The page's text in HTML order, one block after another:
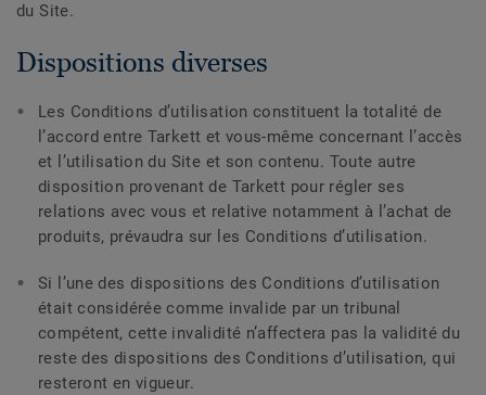
du Site.
Dispositions diverses
Les Conditions d’utilisation constituent la totalité de
l’accord entre Tarkett et vous-même concernant l’accès
et l’utilisation du Site et son contenu. Toute autre
disposition provenant de Tarkett pour régler ses
relations avec vous et relative notamment à l’achat de
produits, prévaudra sur les Conditions d’utilisation.
Si l’une des dispositions des Conditions d’utilisation
était considérée comme invalide par un tribunal
compétent, cette invalidité n’affectera pas la validité du
reste des dispositions des Conditions d’utilisation, qui
resteront en vigueur.